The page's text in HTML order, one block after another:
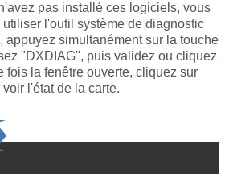
pas installé ces logiciels, vous
l'outil système de diagnostic
appuyez simultanément sur la touche
"DXDIAG", puis validez ou cliquez
fois la fenêtre ouverte, cliquez sur
l'état de la carte.